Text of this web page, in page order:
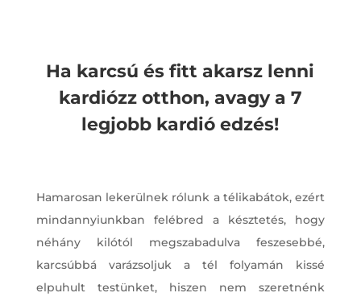
Ha karcsú és fitt akarsz lenni
kardiózz otthon, avagy a 7
legjobb kardió edzés!
Hamarosan lekerülnek rólunk a télikabátok, ezért
mindannyiunkban felébred a késztetés, hogy
néhány kilótól megszabadulva feszesebbé,
karcsúbbá varázsoljuk a tél folyamán kissé
elpuhult testünket, hiszen nem szeretnénk